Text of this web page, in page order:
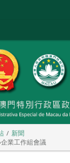
新聞
業工作組會議